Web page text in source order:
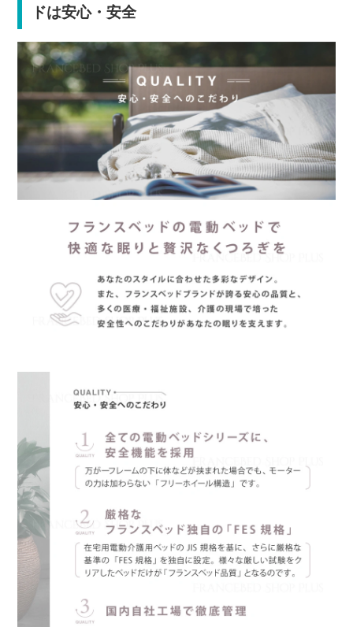
ドは安心・安全